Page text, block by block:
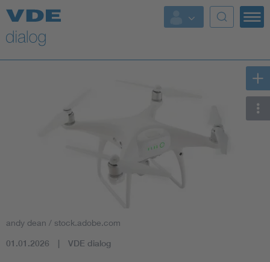
andy dean / stock.adobe.com
01.01.2026 VDE dialog